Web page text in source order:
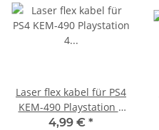
Laser flex kabel für PS4
KEM-490 Playstation 4
Flachbandkabel Cable
4,99 € *